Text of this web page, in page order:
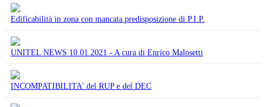
Edificabilità in zona con mancata predisposizione di P.I.P.
UNITEL NEWS 10.01.2021 - A cura di Enrico Malosetti
INCOMPATIBILITA' del RUP e del DEC